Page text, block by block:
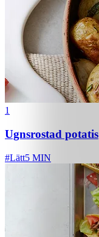
1
Ugnsrostad potatis
#Lätt5 MIN